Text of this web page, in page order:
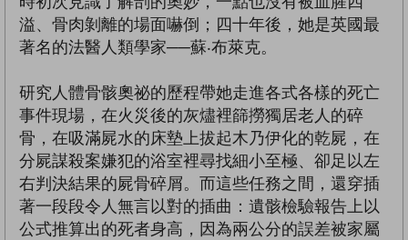
溢、骨肉剝離的場面嚇倒；四十年後，她是英國最
著名的法醫人類學家──蘇‧布萊克。
研究人體骨骸奧祕的歷程帶她走進各式各樣的死亡
事件現場，在火災後的灰燼裡篩撈獨居老人的碎
骨，在吸滿屍水的床墊上拔起木乃伊化的乾屍，在
分屍謀殺案嫌犯的浴室裡尋找細小至極、卻足以左
右判決結果的屍骨碎屑。而這些任務之間，還穿插
著一段段令人無言以對的插曲：遺骸檢驗報告上以
公式推算出的死者身高，因為兩公分的誤差被家屬